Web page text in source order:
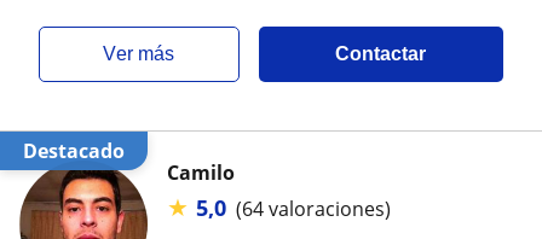
ver más Contactar
Destacado
Camilo
★ 5,0 (64 valoraciones)